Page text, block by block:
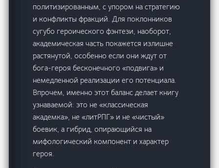
политизированным, с упором на стратегию
и конфликты фракций. Для поклонников
сугубо героического фэнтези, наоборот,
академическая часть покажется излишне
растянутой, особенно если они ждут от
бога-героя бесконечного «подвига» и
немедленной реализации его потенциала.
Впрочем, именно этот баланс делает книгу
узнаваемой: это не «классическая
академка», не «литРПГ» и не «чистый»
боевик, а гибрид, опирающийся на
мифологический компонент и характер
героя.